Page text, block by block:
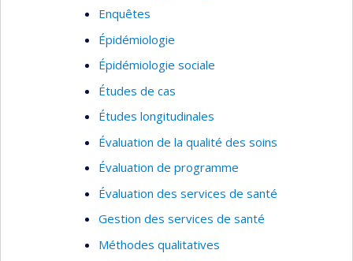
Enquêtes
Épidémiologie
Épidémiologie sociale
Études de cas
Études longitudinales
Évaluation de la qualité des soins
Évaluation de programme
Évaluation des services de santé
Gestion des services de santé
Méthodes qualitatives